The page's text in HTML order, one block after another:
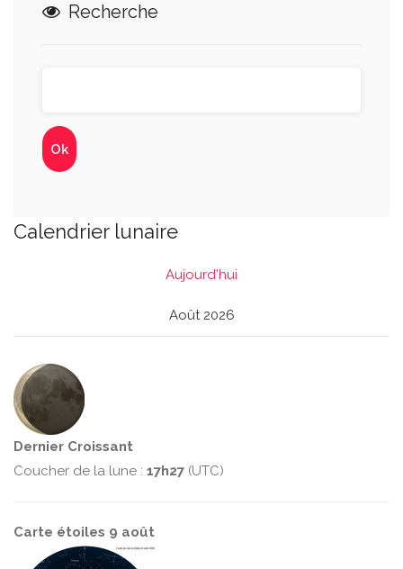
Recherche
Calendrier lunaire
Aujourd'hui
Août 2026
Dernier Croissant
Coucher de la lune : 17h27 (UTC)
Carte étoiles 9 août